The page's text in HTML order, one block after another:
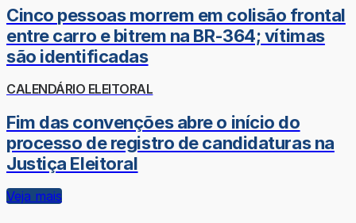
Cinco pessoas morrem em colisão frontal
entre carro e bitrem na BR-364; vítimas
são identificadas
CALENDÁRIO ELEITORAL
Fim das convenções abre o início do
processo de registro de candidaturas na
Justiça Eleitoral
Veja mais